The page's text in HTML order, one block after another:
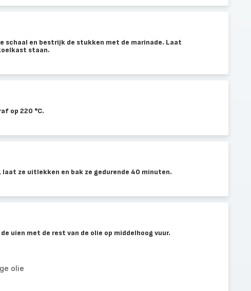
schaal en bestrijk de stukken met de marinade. Laat
staan.
op 220 °C.
laat ze uitlekken en bak ze gedurende 40 minuten.
uien met de rest van de olie op middelhoog vuur.
olie